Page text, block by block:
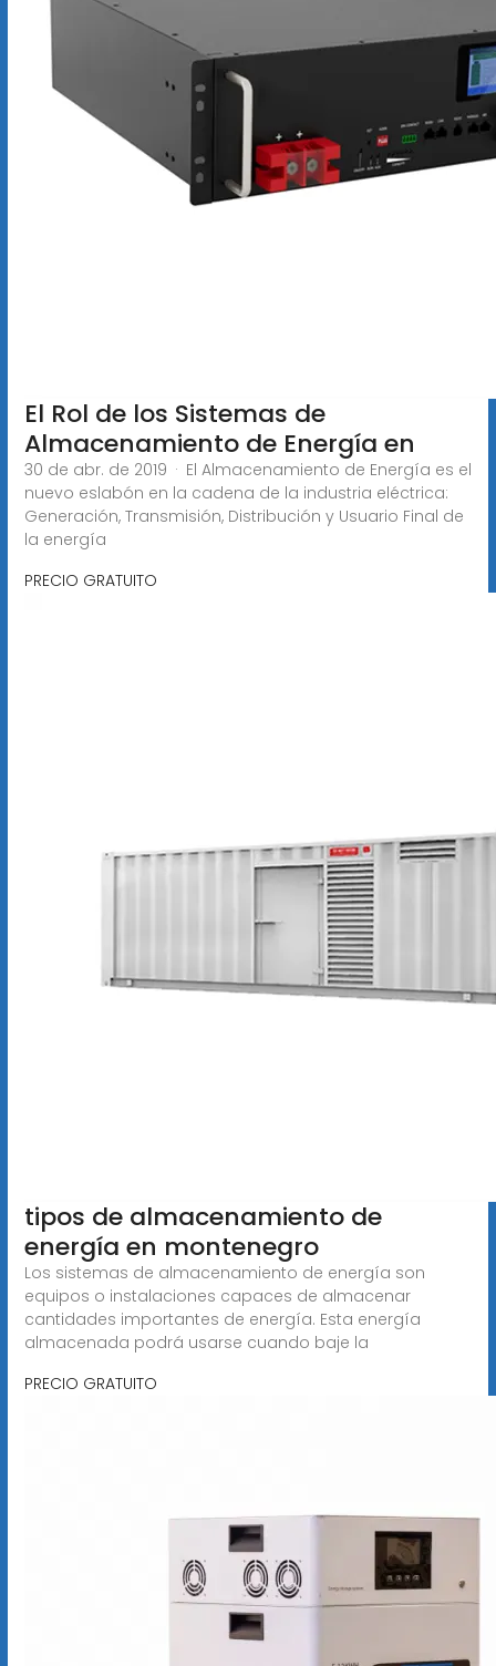
El Rol de los Sistemas de
Almacenamiento de Energía en
30 de abr. de 2019 · El Almacenamiento de Energía es el
nuevo eslabón en la cadena de la industria eléctrica:
Generación, Transmisión, Distribución y Usuario Final de
la energía
PRECIO GRATUITO
tipos de almacenamiento de
energía en montenegro
Los sistemas de almacenamiento de energía son
equipos o instalaciones capaces de almacenar
cantidades importantes de energía. Esta energía
almacenada podrá usarse cuando baje la
PRECIO GRATUITO